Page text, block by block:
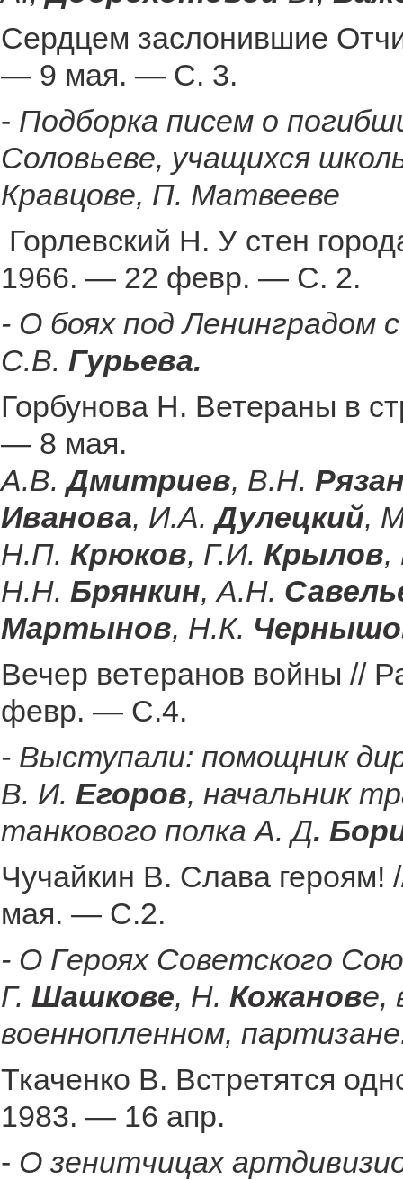
Сердцем заслонившие
— 9 мая. — С. 3.
- Подборка писем о
Соловьеве, учащихся
Кравцове, П. Матвееве
Горлевский Н. У стен
1966. — 22 февр. — С. 2.
- О боях под Ленинградом
С.В. Гурьева.
Горбунова Н. Ветераны в
— 8 мая.
А.В. Дмитриев, В.Н.
Иванова, И.А. Дулецкий,
Н.П. Крюков, Г.И. Крылов,
Н.Н. Брянкин, А.Н.
Мартынов, Н.К.
Вечер ветеранов войны //
февр. — С.4.
- Выступали: помощник
В. И. Егоров, начальник
танкового полка А. Д.
Чучайкин В. Слава
мая. — С.2.
- О Героях Советского
Г. Шашкове, Н. Кожанове,
военнопленном,
Ткаченко В. Встретятся
1983. — 16 апр.
- О зенитчицах